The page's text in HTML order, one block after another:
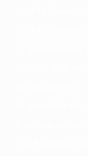
D. เครื่องมือก่อสร้